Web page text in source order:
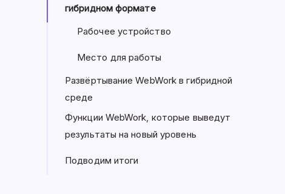
гибридном формате
Рабочее устройство
Место для работы
Развёртывание WebWork в гибридной
среде
Функции WebWork, которые выведут
результаты на новый уровень
Подводим итоги